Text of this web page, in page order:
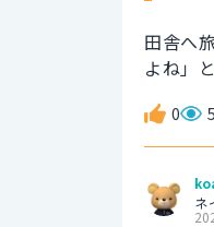
田舎へ
よね」
0
ネ